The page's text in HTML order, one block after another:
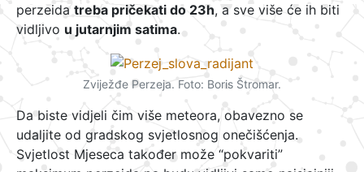
perzeida treba pričekati do 23h, a sve više će ih biti
vidljivo u jutarnjim satima.
Zviježđe Perzeja. Foto: Boris Štromar.
Da biste vidjeli čim više meteora, obavezno se
udaljite od gradskog svjetlosnog onečišćenja.
Svjetlost Mjeseca također može “pokvariti”